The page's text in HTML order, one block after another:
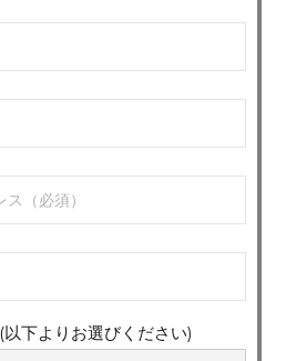
下よりお選びください)